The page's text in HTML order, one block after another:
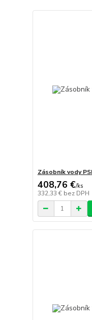
Zásobník vody
408,76 €/ks
332,33 € bez DPH